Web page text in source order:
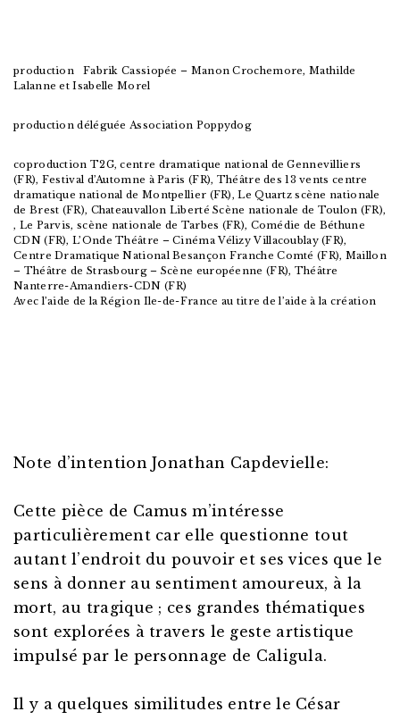
production Fabrik Cassiopée – Manon Crochemore, Mathilde
Lalanne et Isabelle Morel
production déléguéeAssociation Poppydog
coproduction T2G, centre dramatique national de Gennevilliers
(FR), Festival d’Automne à Paris (FR), Théâtre des 13 vents centre
dramatique national de Montpellier (FR), Le Quartz scène nationale
de Brest (FR), Chateauvallon Liberté Scène nationale de Toulon (FR),
, Le Parvis, scène nationale de Tarbes (FR), Comédie de Béthune
CDN (FR), L’Onde Théâtre – Cinéma Vélizy Villacoublay (FR),
Centre Dramatique National Besançon Franche Comté (FR), Maillon
– Théâtre de Strasbourg – Scène européenne (FR), Théâtre
Nanterre-Amandiers-CDN (FR)
Avec l’aide de la Région Ile-de-France au titre de l’aide à la création
Note d’intention Jonathan Capdevielle:
Cette pièce de Camus m’intéresse
particulièrement car elle questionne tout
autant l’endroit du pouvoir et ses vices que le
sens à donner au sentiment amoureux, à la
mort, au tragique ; ces grandes thématiques
sont explorées à travers le geste artistique
impulsé par le personnage de Caligula.
Il y a quelques similitudes entre le César